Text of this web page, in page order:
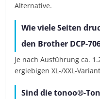
Alternative.
Wie viele Seiten
den Brother DCP-
Je nach Ausführung ca.
ergiebigen XL-/XXL-
Sind die tonoo®-